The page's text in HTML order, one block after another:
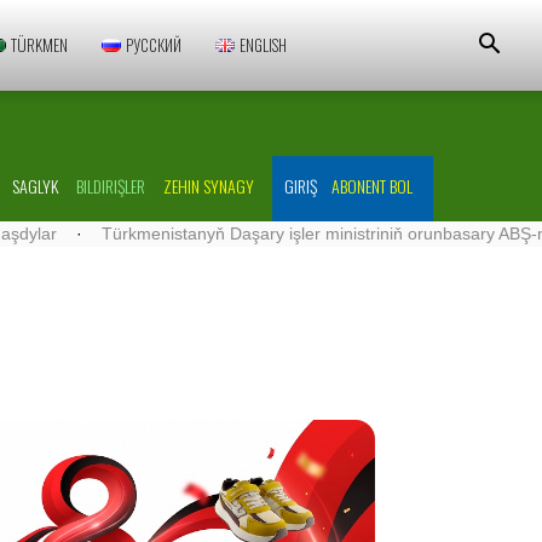
TÜRKMEN РУССКИЙ ENGLISH
SAGLYK BILDIRIŞLER ZEHIN SYNAGY GIRIŞ ABONENT BOL
Türkmenistanyň Daşary işler ministriniň orunbasary ABŞ-nyň